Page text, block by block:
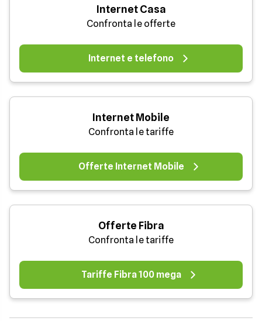
Internet Casa
Confronta le offerte
Internet e telefono
Internet Mobile
Confronta le tariffe
Offerte Internet Mobile
Offerte Fibra
Confronta le tariffe
Tariffe Fibra 100 mega